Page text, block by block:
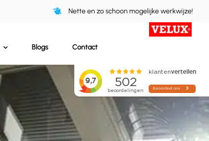
Nette en zo schoon mogelijke werkwijze!
Blogs Contact